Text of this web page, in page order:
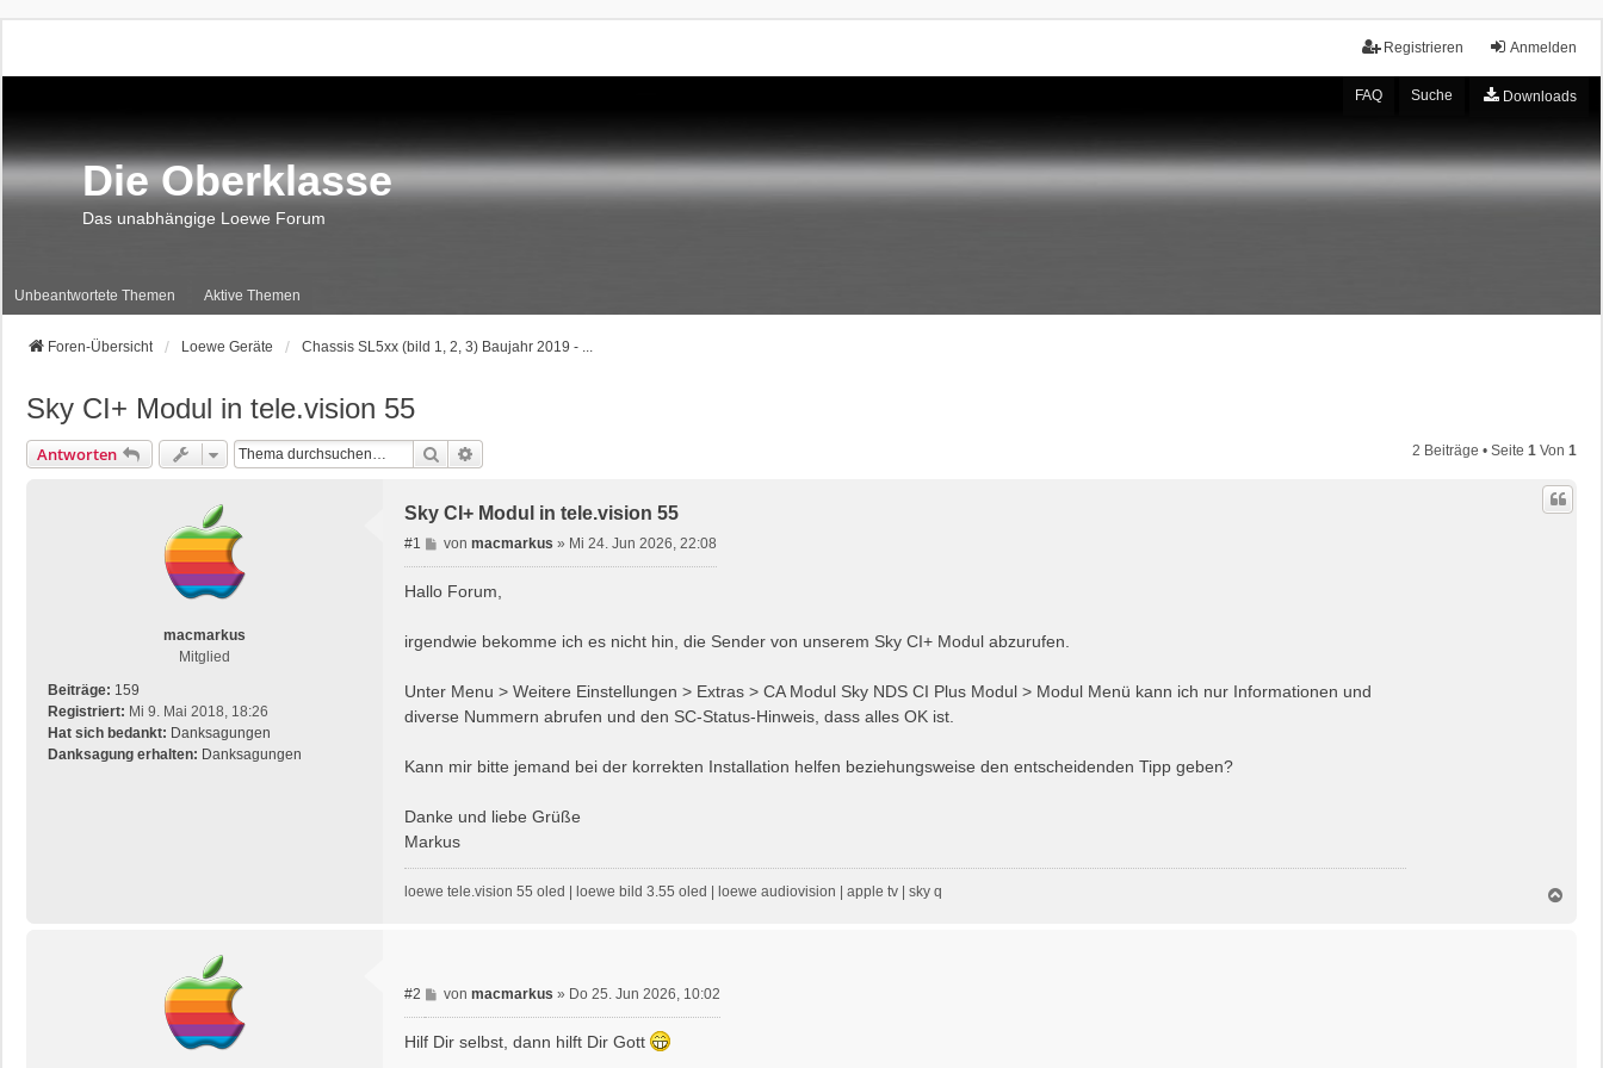
Anmelden
Registrieren
FAQ Suche Downloads
Die Oberklasse
Das unabhängige Loewe Forum
Unbeantwortete Themen Aktive Themen
Foren-Übersicht Loewe Geräte Chassis SL5xx (bild 1, 2, 3) Baujahr 2019 - ...
Sky CI+ Modul in tele.vision 55
Antworten Suche 2 Beiträge • Seite 1 Von 1
macmarkus
Mitglied
Beiträge: 159
Registriert: Mi 9. Mai 2018, 18:26
Hat sich bedankt: Danksagungen
Danksagung erhalten: Danksagungen
Sky CI+ Modul in tele.vision 55
#1
B
e
a
von macmarkus » Mi 24. Jun 2026, 22:08
Hallo Forum,
irgendwie bekomme ich es nicht hin, die Sender von unserem Sky CI+ Modul abzurufen.
Unter Menu > Weitere Einstellungen > Extras > CA Modul Sky NDS CI Plus Modul > Modul Menü kann ich nur Informationen und
diverse Nummern abrufen und den SC-Status-Hinweis, dass alles OK ist.
Kann mir bitte jemand bei der korrekten Installation helfen beziehungsweise den entscheidenden Tipp geben?
Danke und liebe Grüße
Markus
loewe tele.vision 55 oled | loewe bild 3.55 oled | loewe audiovision | apple tv | sky q
#2
B
e
i
von macmarkus » Do 25. Jun 2026, 10:02
Hilf Dir selbst, dann hilft Dir Gott